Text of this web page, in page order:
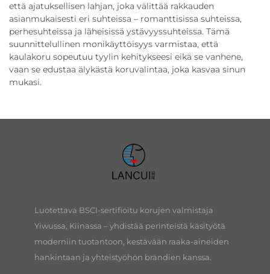
että ajatuksellisen lahjan, joka välittää rakkauden
asianmukaisesti eri suhteissa – romanttisissa suhteissa,
perhesuhteissa ja läheisissä ystävyyssuhteissa. Tämä
suunnittelullinen monikäyttöisyys varmistaa, että
kaulakoru sopeutuu tyylin kehitykseesi eikä se vanhene,
vaan se edustaa älykästä koruvalintaa, joka kasvaa sinun
mukasi.
Luotettava BSCI-sertifioitu korujen valmistaja
Yiwussa, Kiinassa – yhdistää perinteistä käsityötä
moderniin tuotantoon, kestävään raaka-aineiden
hankintaan ja yhteistyöhön brändien kanssa.